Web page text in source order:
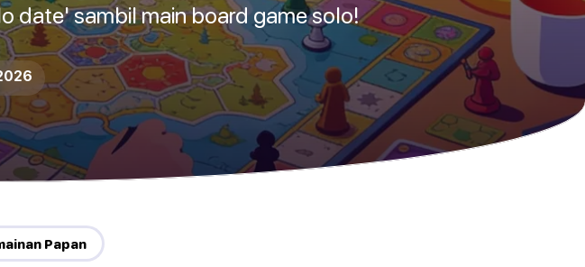
date' sambil main board game solo!
Papan